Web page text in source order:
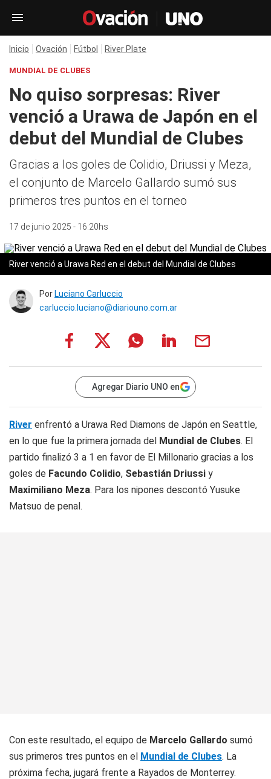
Inicio Ovación Fútbol River Plate
MUNDIAL DE CLUBES
No quiso sorpresas: River
venció a Urawa de Japón en el
debut del Mundial de Clubes
Gracias a los goles de Colidio, Driussi y Meza,
el conjunto de Marcelo Gallardo sumó sus
primeros tres puntos en el torneo
17 de junio 2025 - 16:20hs
River venció a Urawa Red en el debut del Mundial de Clubes
Por Luciano Carluccio
carluccio.luciano@diariouno.com.ar
Agregar Diario UNO en
River enfrentó a Urawa Red Diamons de Japón en Seattle,
en lo que fue la primera jornada del Mundial de Clubes. El
partido finalizó 3 a 1 en favor de El Millonario gracias a los
goles de Facundo Colidio, Sebastián Driussi y
Maximiliano Meza. Para los nipones descontó Yusuke
Matsuo de penal.
Con este resultado, el equipo de Marcelo Gallardo sumó
sus primeros tres puntos en el Mundial de Clubes. La
próxima fecha, jugará frente a Rayados de Monterrey.